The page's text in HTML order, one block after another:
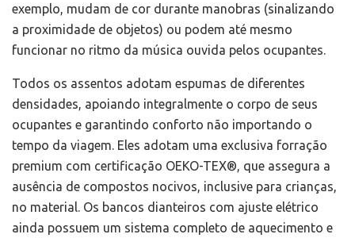
exemplo, mudam de cor durante manobras (sinalizando
a proximidade de objetos) ou podem até mesmo
funcionar no ritmo da música ouvida pelos ocupantes.
Todos os assentos adotam espumas de diferentes
densidades, apoiando integralmente o corpo de seus
ocupantes e garantindo conforto não importando o
tempo da viagem. Eles adotam uma exclusiva forração
premium com certificação OEKO-TEX®, que assegura a
ausência de compostos nocivos, inclusive para crianças,
no material. Os bancos dianteiros com ajuste elétrico
ainda possuem um sistema completo de aquecimento e